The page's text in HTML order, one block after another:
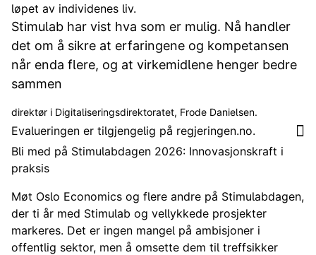
løpet av individenes liv.
Stimulab har vist hva som er mulig. Nå handler
det om å sikre at erfaringene og kompetansen
når enda flere, og at virkemidlene henger bedre
sammen
direktør i Digitaliseringsdirektoratet, Frode Danielsen.
Evalueringen er tilgjengelig på regjeringen.no.
Bli med på Stimulabdagen 2026: Innovasjonskraft i
praksis
Møt Oslo Economics og flere andre på Stimulabdagen,
der ti år med Stimulab og vellykkede prosjekter
markeres. Det er ingen mangel på ambisjoner i
offentlig sektor, men å omsette dem til treffsikker